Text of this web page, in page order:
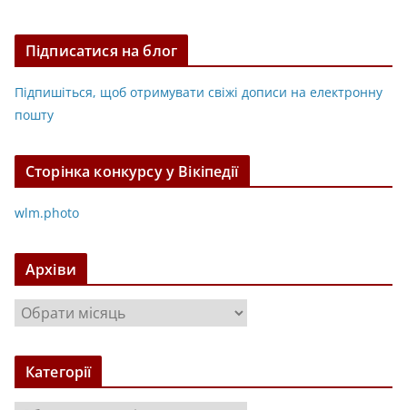
Підписатися на блог
Підпишіться, щоб отримувати свіжі дописи на електронну
пошту
Сторінка конкурсу у Вікіпедії
wlm.photo
Архіви
р
х
в
Категорії